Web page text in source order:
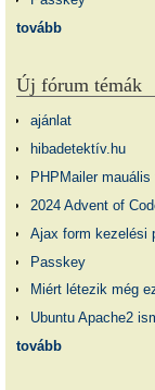
tovább
Új fórum témák
ajánlat
hibadetektív.hu
PHPMailer
2024 Advent of
Ajax form kezelési
Passkey
Miért létezik még
Ubuntu Apache2
tovább